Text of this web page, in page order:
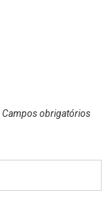
Campos obrigatórios